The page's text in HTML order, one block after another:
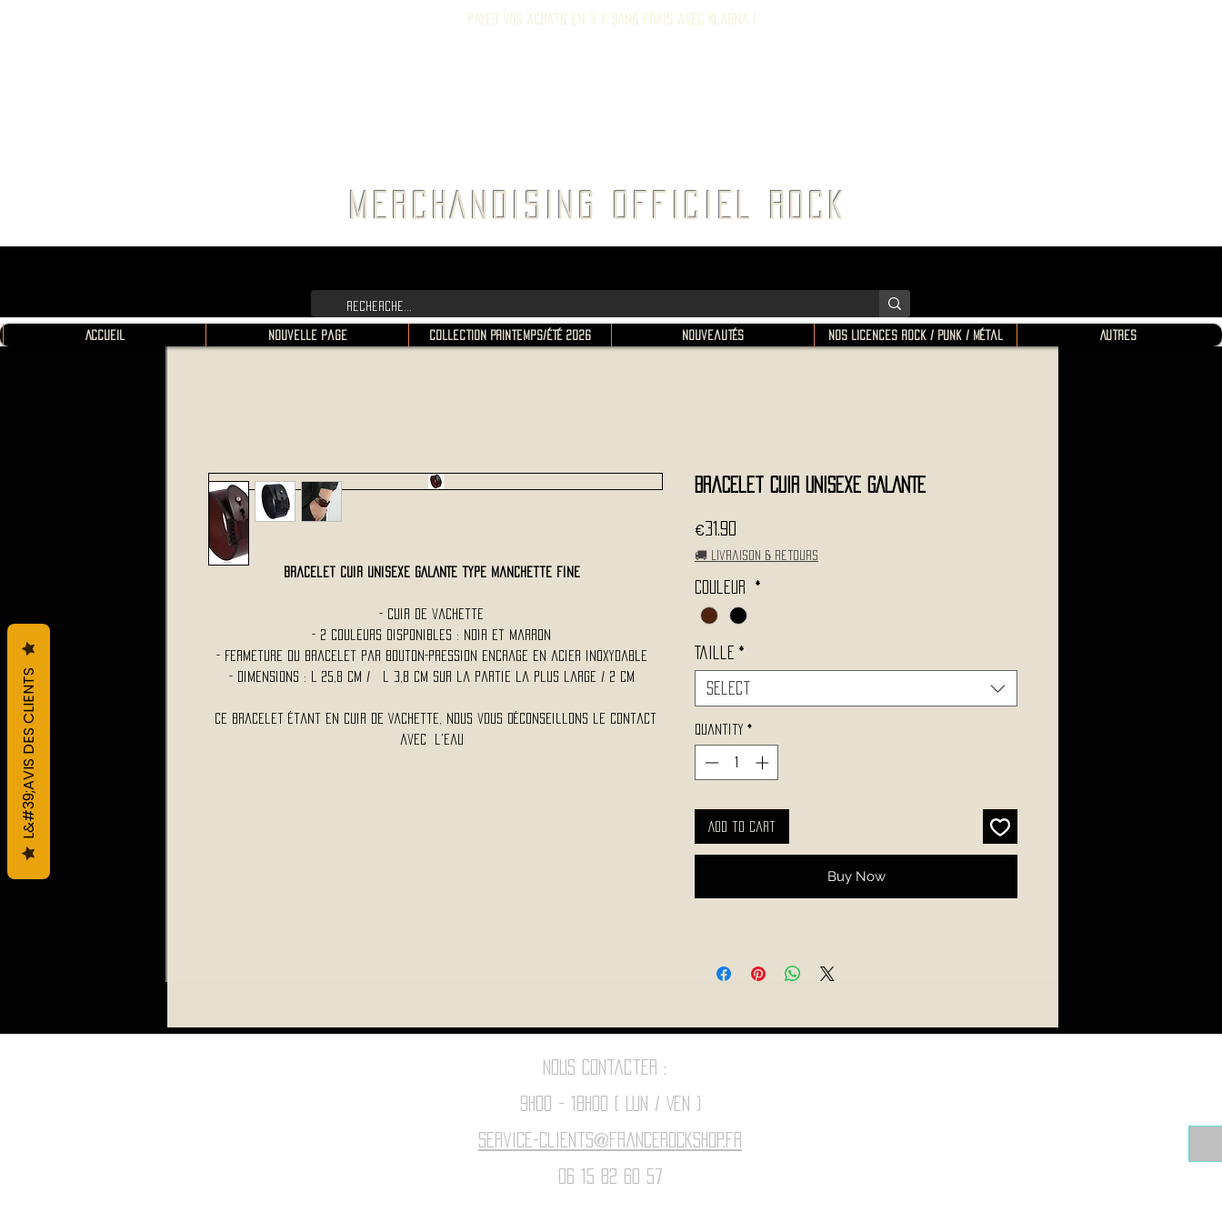
Payer vos achats en 3 x sans frais avec Klarna !
MERCHANDISING OFFICIEL ROCK
Accueil Nouvelle page Collection Printemps/Été 2026 Nouveautés Nos Licences Rock / Punk / Métal Autres
Bracelet Cuir Unisexe GALANTE type manchette fine
- Cuir de vachette
- 2 Couleurs disponibles : Noir et Marron
- Fermeture du bracelet par bouton-pression encrage en acier inoxydable
- Dimensions : L 25,8 Cm / l 3,8 Cm sur la partie la plus large / 2 Cm
Ce bracelet étant en cuir de Vachette, nous vous déconseillons le contact
avec l'eau
Bracelet Cuir Unisexe GALANTE
€31.90
🚚 Livraison & retours
Couleur *
Taille *
Select
Quantity *
Add to Cart
Buy Now
Nous contacter :
9h00 - 18H00 ( Lun / Ven )
Service-clients@francerockshop.fr
06 15 82 60 57
L&#39;AVIS DES CLIENTS